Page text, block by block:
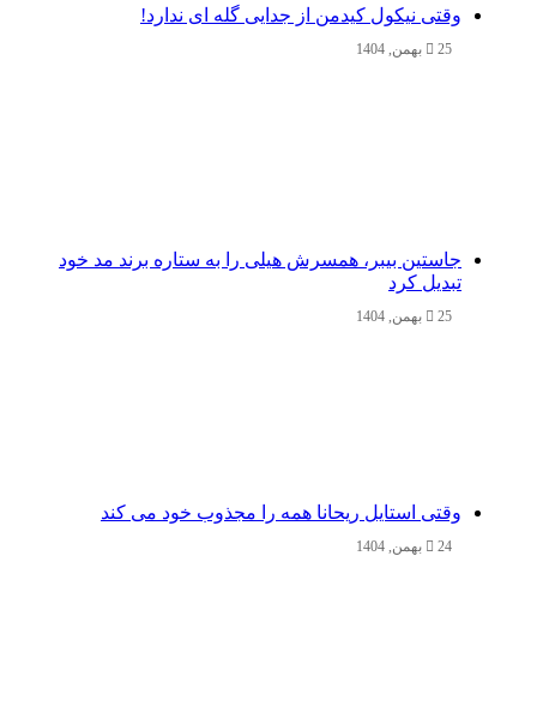
وقتی نیکول کیدمن از جدایی گله ای ندارد!
25 بهمن, 1404
جاستین بیبر، همسرش هیلی را به ستاره برند مد خود
تبدیل کرد
25 بهمن, 1404
وقتی استایل ریحانا همه را مجذوب خود می‌ کند
24 بهمن, 1404